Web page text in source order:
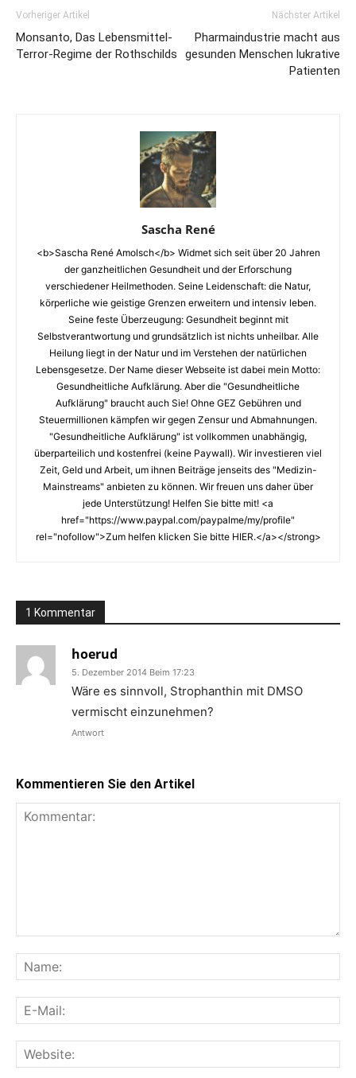
Vorheriger Artikel
Monsanto, Das Lebensmittel-
Terror-Regime der Rothschilds
Nächster Artikel
Pharmaindustrie macht aus
gesunden Menschen lukrative
Patienten
Sascha René
<b>Sascha René Amolsch</b> Widmet sich seit über 20 Jahren
der ganzheitlichen Gesundheit und der Erforschung
verschiedener Heilmethoden. Seine Leidenschaft: die Natur,
körperliche wie geistige Grenzen erweitern und intensiv leben.
Seine feste Überzeugung: Gesundheit beginnt mit
Selbstverantwortung und grundsätzlich ist nichts unheilbar. Alle
Heilung liegt in der Natur und im Verstehen der natürlichen
Lebensgesetze. Der Name dieser Webseite ist dabei mein Motto:
Gesundheitliche Aufklärung. Aber die "Gesundheitliche
Aufklärung" braucht auch Sie! Ohne GEZ Gebühren und
Steuermillionen kämpfen wir gegen Zensur und Abmahnungen.
"Gesundheitliche Aufklärung" ist vollkommen unabhängig,
überparteilich und kostenfrei (keine Paywall). Wir investieren viel
Zeit, Geld und Arbeit, um ihnen Beiträge jenseits des "Medizin-
Mainstreams" anbieten zu können. Wir freuen uns daher über
jede Unterstützung! Helfen Sie bitte mit! <a
href="https://www.paypal.com/paypalme/my/profile"
rel="nofollow">Zum helfen klicken Sie bitte HIER.</a></strong>
1 Kommentar
hoerud
5. Dezember 2014 Beim 17:23
Wäre es sinnvoll, Strophanthin mit DMSO
vermischt einzunehmen?
Antwort
Kommentieren Sie den Artikel